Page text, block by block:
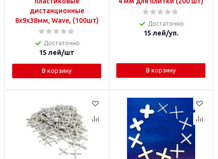
дистанционные
8x9x38мм, Wave, (100шт)
Достаточно
15 лей/шт
В корзину
Достаточно
15 лей/уп.
В корзину